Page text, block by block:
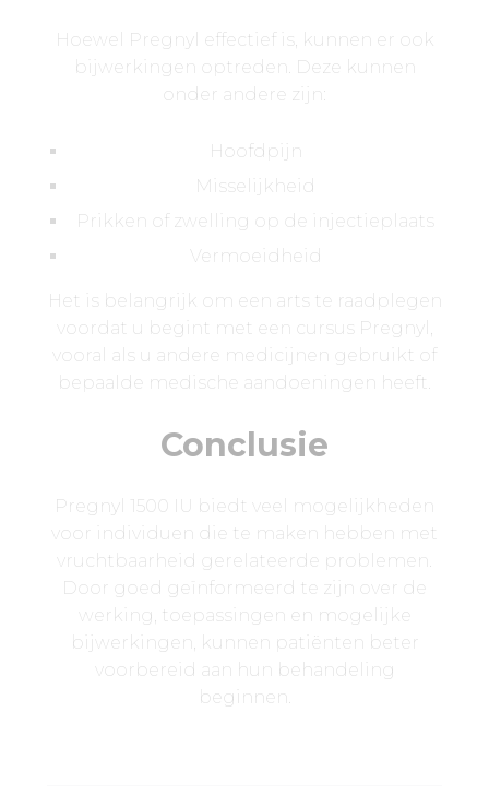
Hoewel Pregnyl effectief is, kunnen er ook
bijwerkingen optreden. Deze kunnen
onder andere zijn:
Hoofdpijn
Misselijkheid
Prikken of zwelling op de injectieplaats
Vermoeidheid
Het is belangrijk om een arts te raadplegen
voordat u begint met een cursus Pregnyl,
vooral als u andere medicijnen gebruikt of
bepaalde medische aandoeningen heeft.
Conclusie
Pregnyl 1500 IU biedt veel mogelijkheden
voor individuen die te maken hebben met
vruchtbaarheid gerelateerde problemen.
Door goed geïnformeerd te zijn over de
werking, toepassingen en mogelijke
bijwerkingen, kunnen patiënten beter
voorbereid aan hun behandeling
beginnen.